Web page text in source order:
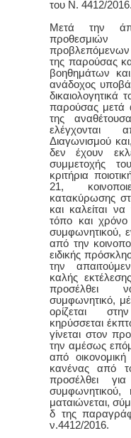
του Ν. 4412/2016.
Μετά την
της παρούσας
βοηθημάτων
ανάδοχος
δικαιολογητικά
παρούσας μετά
της
ελέγχονται
Διαγωνισμού
δεν έχουν
συμμετοχής
κριτήρια
21,
κατακύρωσης
και καλείται
τόπο και
συμφωνητικού,
από την
ειδικής
την
καλής
προσέλθει
συμφωνητικό,
ορίζεται
κηρύσσεται
γίνεται στον
την αμέσως
από
κανένας από
προσέλθει
συμφωνητικού,
ματαιώνεται,
δ της
ν.4412/2016.